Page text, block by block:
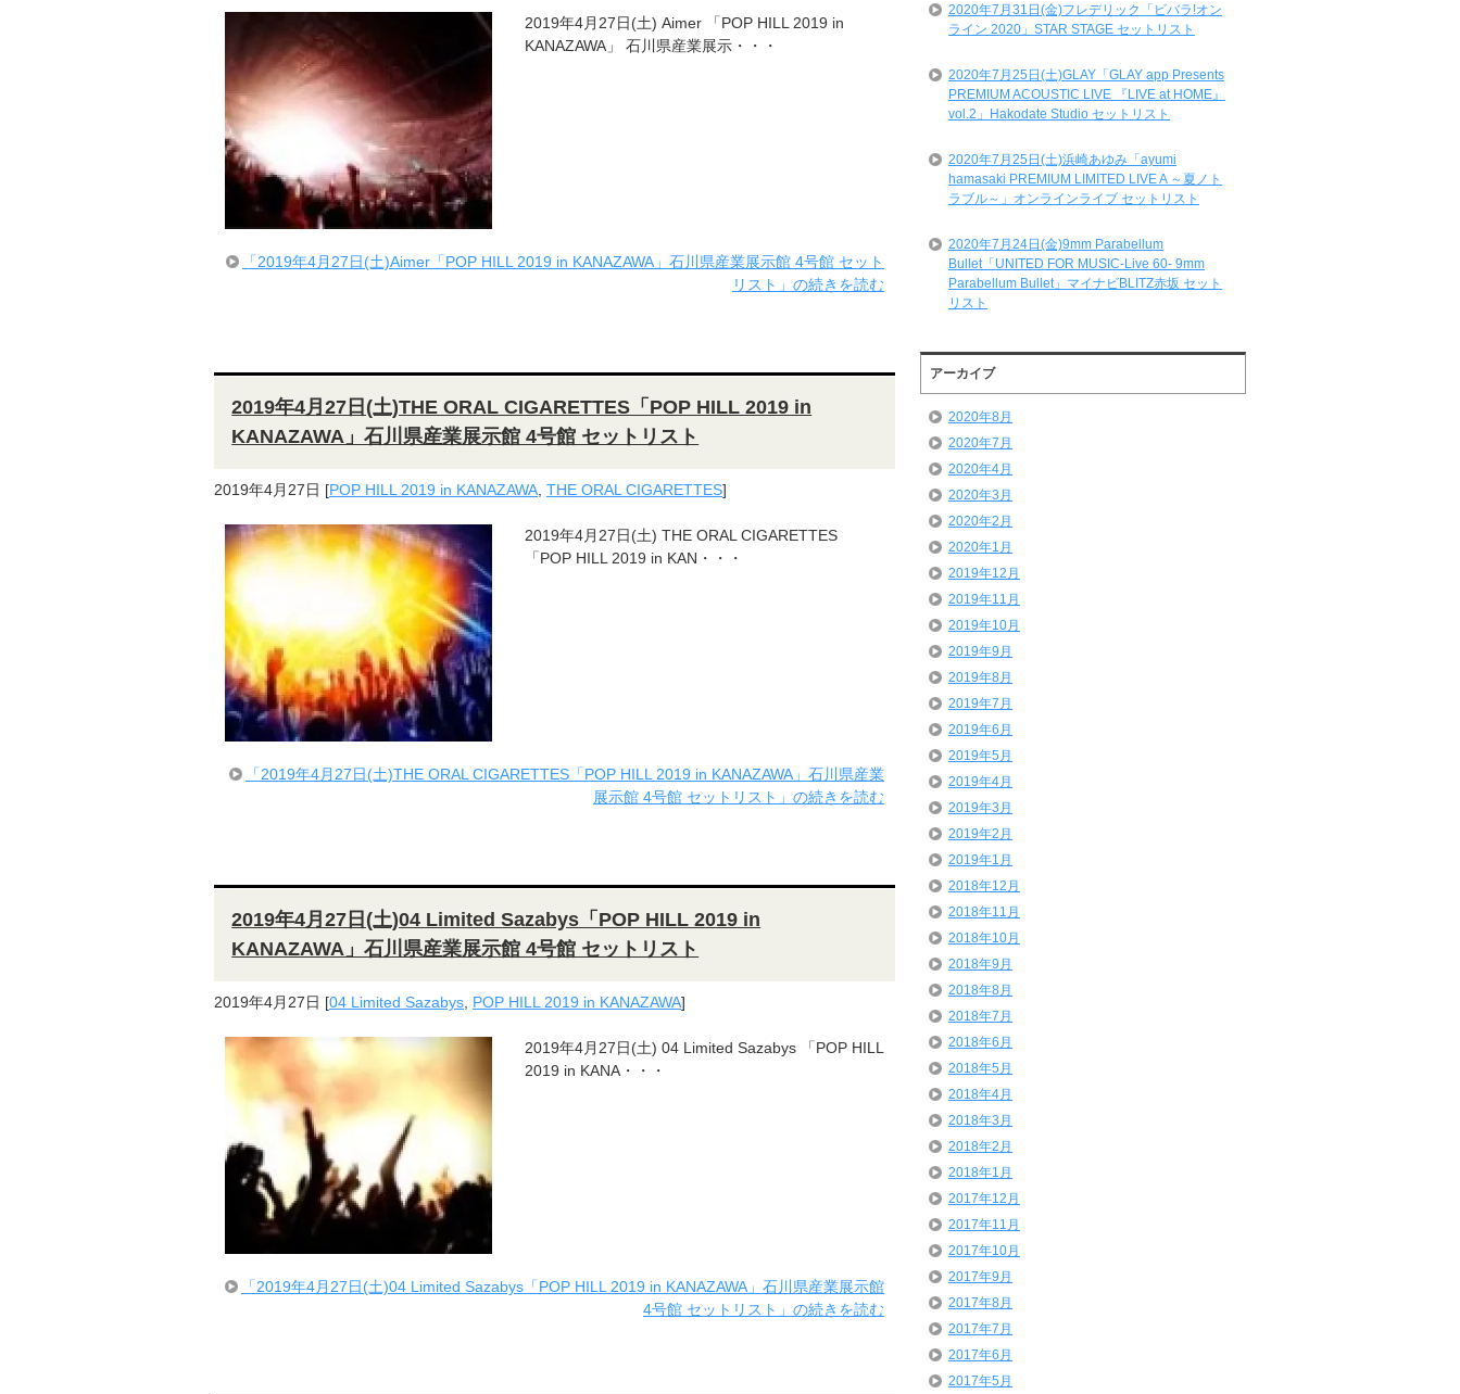
2019年4月27日(土) Aimer 「POP HILL 2019 in
KANAZAWA」 石川県産業展示・・・
「2019年4月27日(土)Aimer「POP HILL 2019 in KANAZAWA」石川県産業展示館 4号館 セット
リスト」の続きを読む
2019年4月27日(土)THE ORAL CIGARETTES「POP HILL 2019 in
KANAZAWA」石川県産業展示館 4号館 セットリスト
2019年4月27日 [POP HILL 2019 in KANAZAWA THE ORAL CIGARETTES]
2019年4月27日(土) THE ORAL CIGARETTES
「POP HILL 2019 in KAN・・・
「2019年4月27日(土)THE ORAL CIGARETTES「POP HILL 2019 in KANAZAWA」石川県産業
展示館 4号館 セットリスト」の続きを読む
2019年4月27日(土)04 Limited Sazabys「POP HILL 2019 in
KANAZAWA」石川県産業展示館 4号館 セットリスト
2019年4月27日 [04 Limited Sazabys, POP HILL 2019 in KANAZAWA]
2019年4月27日(土) 04 Limited Sazabys 「POP HILL
2019 in KANA・・・
「2019年4月27日(土)04 Limited Sazabys「POP HILL 2019 in KANAZAWA」石川県産業展示館
4号館 セットリスト」の続きを読む
2020年7月31日(金)フレデリック「ビバラ!オン
ライン 2020」STAR STAGE セットリスト
2020年7月25日(土)GLAY「GLAY app Presents
PREMIUM ACOUSTIC LIVE 『LIVE at HOME』
vol.2」Hakodate Studio セットリスト
2020年7月25日(土)浜崎あゆみ「ayumi
hamasaki PREMIUM LIMITED LIVE A ～夏ノト
ラブル～」オンラインライブ セットリスト
2020年7月24日(金)9mm Parabellum
Bullet「UNITED FOR MUSIC-Live 60- 9mm
Parabellum Bullet」マイナビBLITZ赤坂 セット
リスト
アーカイブ
2020年8月
2020年7月
2020年4月
2020年3月
2020年2月
2020年1月
2019年12月
2019年11月
2019年10月
2019年9月
2019年8月
2019年7月
2019年6月
2019年5月
2019年4月
2019年3月
2019年2月
2019年1月
2018年12月
2018年11月
2018年10月
2018年9月
2018年8月
2018年7月
2018年6月
2018年5月
2018年4月
2018年3月
2018年2月
2018年1月
2017年12月
2017年11月
2017年10月
2017年9月
2017年8月
2017年7月
2017年6月
2017年5月